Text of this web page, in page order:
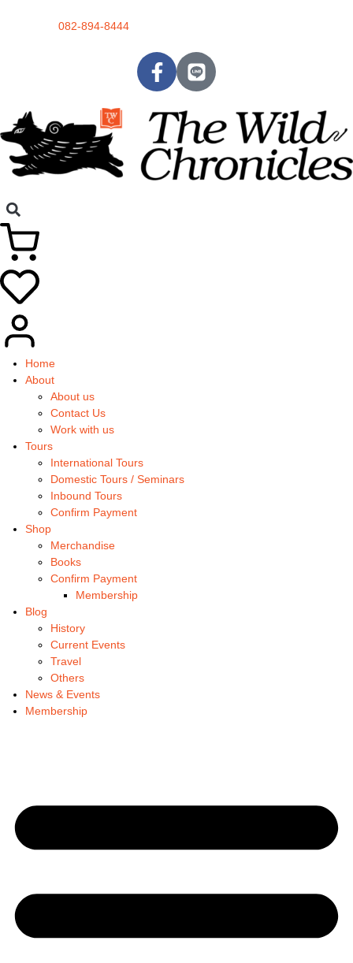
082-894-8444
Home
About
About us
Contact Us
Work with us
Tours
International Tours
Domestic Tours / Seminars
Inbound Tours
Confirm Payment
Shop
Merchandise
Books
Confirm Payment
Membership
Blog
History
Current Events
Travel
Others
News & Events
Membership